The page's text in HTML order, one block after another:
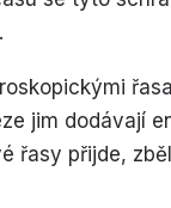
jim dodávají
řasy přijde,